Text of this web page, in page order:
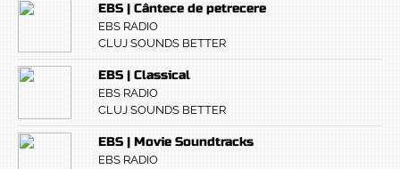
EBS | Cântece de petrecere
EBS RADIO
CLUJ SOUNDS BETTER
EBS | Classical
EBS RADIO
CLUJ SOUNDS BETTER
EBS | Movie Soundtracks
EBS RADIO